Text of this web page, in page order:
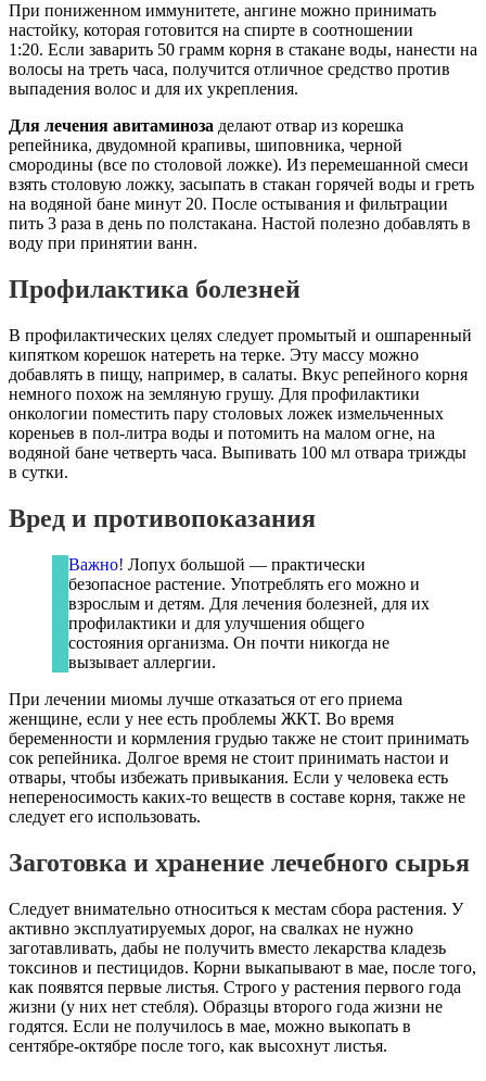
При пониженном иммунитете, ангине можно принимать
настойку, которая готовится на спирте в соотношении
1:20. Если заварить 50 грамм корня в стакане воды, нанести на
волосы на треть часа, получится отличное средство против
выпадения волос и для их укрепления.
Для лечения авитаминоза делают отвар из корешка
репейника, двудомной крапивы, шиповника, черной
смородины (все по столовой ложке). Из перемешанной смеси
взять столовую ложку, засыпать в стакан горячей воды и греть
на водяной бане минут 20. После остывания и фильтрации
пить 3 раза в день по полстакана. Настой полезно добавлять в
воду при принятии ванн.
Профилактика болезней
В профилактических целях следует промытый и ошпаренный
кипятком корешок натереть на терке. Эту массу можно
добавлять в пищу, например, в салаты. Вкус репейного корня
немного похож на земляную грушу. Для профилактики
онкологии поместить пару столовых ложек измельченных
кореньев в пол-литра воды и потомить на малом огне, на
водяной бане четверть часа. Выпивать 100 мл отвара трижды
в сутки.
Вред и противопоказания
Важно! Лопух большой — практически
безопасное растение. Употреблять его можно и
взрослым и детям. Для лечения болезней, для их
профилактики и для улучшения общего
состояния организма. Он почти никогда не
вызывает аллергии.
При лечении миомы лучше отказаться от его приема
женщине, если у нее есть проблемы ЖКТ. Во время
беременности и кормления грудью также не стоит принимать
сок репейника. Долгое время не стоит принимать настои и
отвары, чтобы избежать привыкания. Если у человека есть
непереносимость каких-то веществ в составе корня, также не
следует его использовать.
Заготовка и хранение лечебного сырья
Следует внимательно относиться к местам сбора растения. У
активно эксплуатируемых дорог, на свалках не нужно
заготавливать, дабы не получить вместо лекарства кладезь
токсинов и пестицидов. Корни выкапывают в мае, после того,
как появятся первые листья. Строго у растения первого года
жизни (у них нет стебля). Образцы второго года жизни не
годятся. Если не получилось в мае, можно выкопать в
сентябре-октябре после того, как высохнут листья.